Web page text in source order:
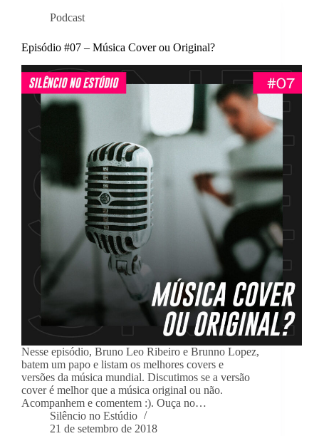
Podcast
Episódio #07 – Música Cover ou Original?
Nesse episódio, Bruno Leo Ribeiro e Brunno Lopez,
batem um papo e listam os melhores covers e
versões da música mundial. Discutimos se a versão
cover é melhor que a música original ou não.
Acompanhem e comentem :). Ouça no…
Silêncio no Estúdio
21 de setembro de 2018